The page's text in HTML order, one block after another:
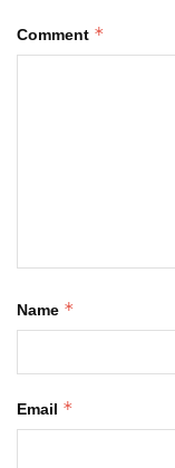
Comment *
Name *
Email *